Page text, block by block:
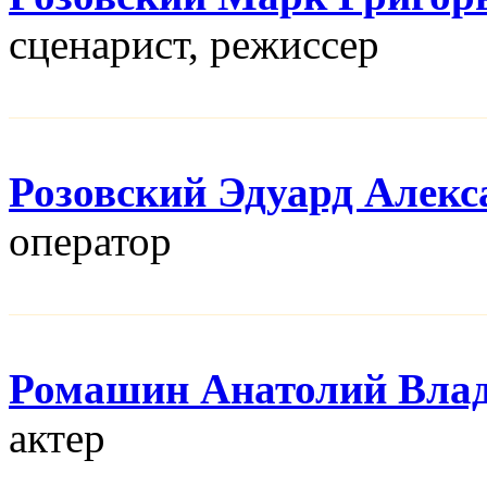
сценарист, режисcер
Розовский Эдуард
оператор
Ромашин Анатолий
актер